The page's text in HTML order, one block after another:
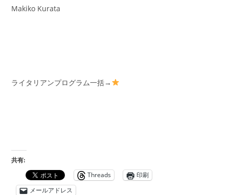
Makiko Kurata
ライタリアンプログラム一括→
共有:
Threads
印刷
メールアドレス